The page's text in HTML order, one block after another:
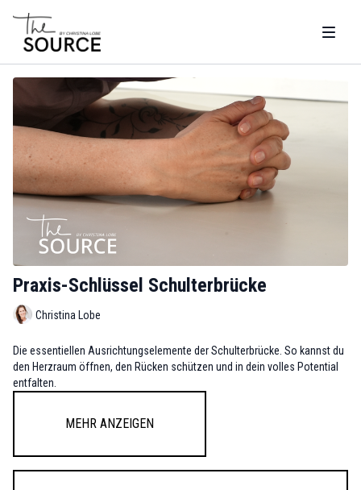
Praxis-Schlüssel Schulterbrücke
Christina Lobe
Die essentiellen Ausrichtungselemente der Schulterbrücke. So kannst du
den Herzraum öffnen, den Rücken schützen und in dein volles Potential
entfalten.
Mehr anzeigen